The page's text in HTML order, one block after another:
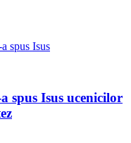
spus Isus ucenicilor